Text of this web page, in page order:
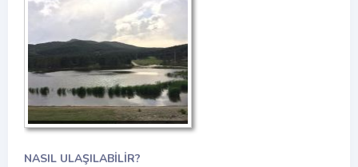
NASIL ULAŞILABİLİR?